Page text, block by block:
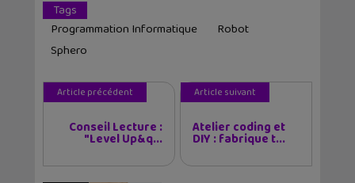
Tags
Programmation Informatique
Robot
Sphero
Article précédent
Conseil Lecture :
"Level Up&q...
Article suivant
Atelier coding et
DIY : fabrique t...